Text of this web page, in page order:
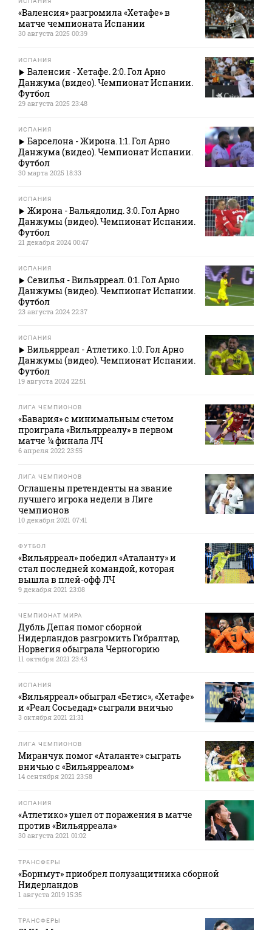
«Валенсия» разгромила «Хетафе» в
матче чемпионата Испании
30 августа 2025 00:39
ИСПАНИЯ
Валенсия - Хетафе. 2:0. Гол Арно
Данжума (видео). Чемпионат Испании.
Футбол
29 августа 2025 23:48
ИСПАНИЯ
Барселона - Жирона. 1:1. Гол Арно
Данжума (видео). Чемпионат Испании.
Футбол
30 марта 2025 18:33
ИСПАНИЯ
Жирона - Вальядолид. 3:0. Гол Арно
Данжумы (видео). Чемпионат Испании.
Футбол
21 декабря 2024 00:47
ИСПАНИЯ
Севилья - Вильярреал. 0:1. Гол Арно
Данжумы (видео). Чемпионат Испании.
Футбол
23 августа 2024 22:37
ИСПАНИЯ
Вильярреал - Атлетико. 1:0. Гол Арно
Данжумы (видео). Чемпионат Испании.
Футбол
19 августа 2024 22:51
ЛИГА ЧЕМПИОНОВ
«Бавария» с минимальным счетом
проиграла «Вильярреалу» в первом
матче ¼ финала ЛЧ
6 апреля 2022 23:55
ЛИГА ЧЕМПИОНОВ
Оглашены претенденты на звание
лучшего игрока недели в Лиге
чемпионов
10 декабря 2021 07:41
ФУТБОЛ
«Вильярреал» победил «Аталанту» и
стал последней командой, которая
вышла в плей-офф ЛЧ
9 декабря 2021 23:08
ЧЕМПИОНАТ МИРА
Дубль Депая помог сборной
Нидерландов разгромить Гибралтар,
Норвегия обыграла Черногорию
11 октября 2021 23:43
ИСПАНИЯ
«Вильярреал» обыграл «Бетис», «Хетафе»
и «Реал Сосьедад» сыграли вничью
3 октября 2021 21:31
ЛИГА ЧЕМПИОНОВ
Миранчук помог «Аталанте» сыграть
вничью с «Вильярреалом»
14 сентября 2021 23:58
ИСПАНИЯ
«Атлетико» ушел от поражения в матче
против «Вильярреала»
30 августа 2021 01:02
ТРАНСФЕРЫ
«Борнмут» приобрел полузащитника сборной
Нидерландов
1 августа 2019 15:35
ТРАНСФЕРЫ